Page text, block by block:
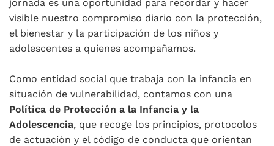
jornada es una oportunidad para recordar y hacer
visible nuestro compromiso diario con la protección,
el bienestar y la participación de los niños y
adolescentes a quienes acompañamos.
Como entidad social que trabaja con la infancia en
situación de vulnerabilidad, contamos con una
Política de Protección a la Infancia y la
Adolescencia, que recoge los principios, protocolos
de actuación y el código de conducta que orientan